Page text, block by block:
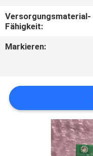
IN
VERBINDUNG
EIN
ZITAT
SITEMAP
Versorgungsmaterial-
Fähigkeit:
Markieren: